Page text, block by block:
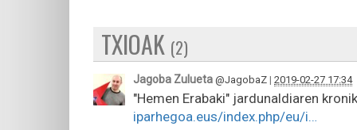
TXIOAK (2)
Jagoba Zulueta @JagobaZ | 2019-02-27 17:34
"Hemen Erabaki" jardunaldiaren
iparhegoa.eus/index.php/eu/i…